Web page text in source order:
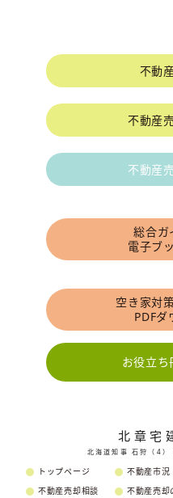
不動
不動産
不動産
総合ガ
電子ブ
空き家対
PDFダ
お役立
北章宅
北海道知事 石狩（4
トップページ
不動産売却相談
不動産市況
不動産売却